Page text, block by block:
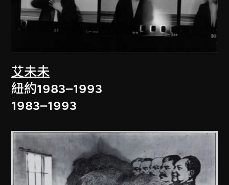
艾未未
紐約1983–1993
1983–1993